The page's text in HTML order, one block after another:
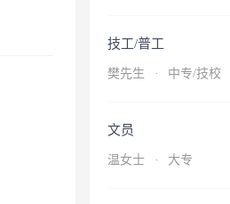
技工/普工
樊先生 · 中专/技校
文员
温女士 · 大专